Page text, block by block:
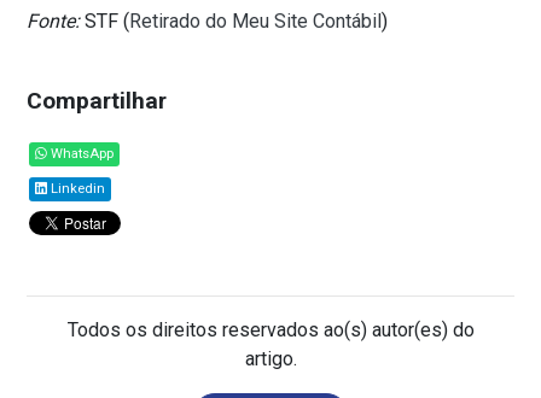
Fonte:STF (Retirado do Meu Site Contábil)
Compartilhar
WhatsApp
Linkedin
Todos os direitos reservados ao(s) autor(es) do
artigo.